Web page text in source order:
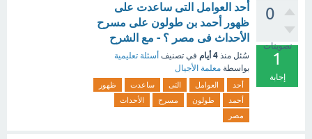
0
تصويتات
1
إجابة
أحد العوامل التى ساعدت على
ظهور أحمد بن طولون على مسرح
الأحداث فى مصر ؟ - مع الشرح
سُئل منذ 4 أيام في تصنيف أسئلة تعليمية
بواسطة معلمة الأجيال
أحد العوامل التى ساعدت
ظهور
أحمد
طولون مسرح
الأحداث
مصر